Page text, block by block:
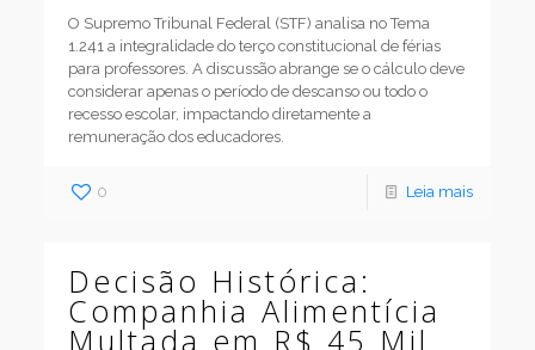
O Supremo Tribunal Federal (STF) analisa no Tema
1.241 a integralidade do terço constitucional de férias
para professores. A discussão abrange se o cálculo deve
considerar apenas o período de descanso ou todo o
recesso escolar, impactando diretamente a
remuneração dos educadores.
0 Leia mais
Decisão Histórica:
Companhia Alimentícia
Multada em R$ 45 Mil